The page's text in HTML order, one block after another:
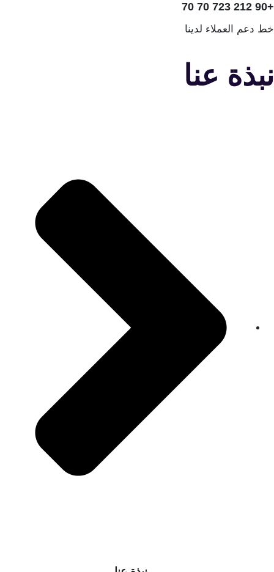
+90
دعم العملاء لدينا
عنا